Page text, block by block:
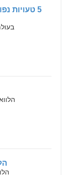
5 טעויות